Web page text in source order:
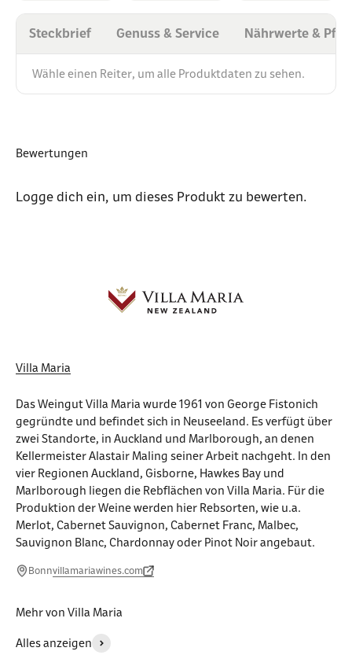
Steckbrief Genuss & Service Nährwerte &
Wähle einen Reiter, um alle Produktdaten zu sehen.
Bewertungen
Logge dich ein, um dieses Produkt zu bewerten.
Villa Maria
Das Weingut Villa Maria wurde 1961 von George Fistonich
gegründte und befindet sich in Neuseeland. Es verfügt über
zwei Standorte, in Auckland und Marlborough, an denen
Kellermeister Alastair Maling seiner Arbeit nachgeht. In den
vier Regionen Auckland, Gisborne, Hawkes Bay und
Marlborough liegen die Rebflächen von Villa Maria. Für die
Produktion der Weine werden hier Rebsorten, wie u.a.
Merlot, Cabernet Sauvignon, Cabernet Franc, Malbec,
Sauvignon Blanc, Chardonnay oder Pinot Noir angebaut.
Bonnvillamariawines.com
Mehr von Villa Maria
Alles anzeigen